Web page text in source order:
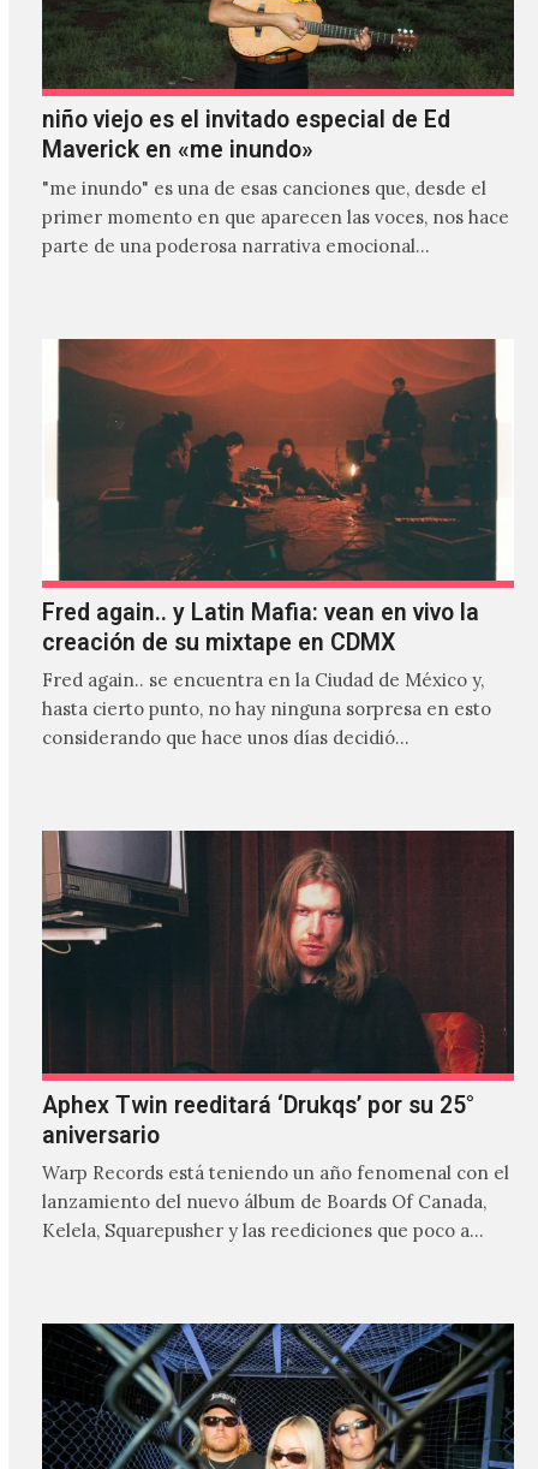
niño viejo es el invitado especial de Ed
Maverick en «me inundo»
"me inundo" es una de esas canciones que, desde el
primer momento en que aparecen las voces, nos hace
parte de una poderosa narrativa emocional…
Fred again.. y Latin Mafia: vean en vivo la
creación de su mixtape en CDMX
Fred again.. se encuentra en la Ciudad de México y,
hasta cierto punto, no hay ninguna sorpresa en esto
considerando que hace unos días decidió…
Aphex Twin reeditará ‘Drukqs’ por su 25°
aniversario
Warp Records está teniendo un año fenomenal con el
lanzamiento del nuevo álbum de Boards Of Canada,
Kelela, Squarepusher y las reediciones que poco a…